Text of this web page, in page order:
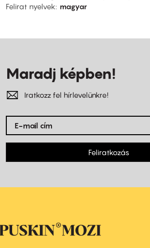
Felirat nyelvek
magyar
Maradj képben!
Iratkozz fel hírlevelünkre!
Feliratkozás